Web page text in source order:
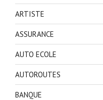
ARTISTE
ASSURANCE
AUTO ECOLE
AUTOROUTES
BANQUE